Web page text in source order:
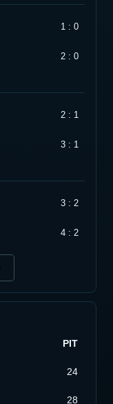
1 : 0
2 : 0
2 : 1
3 : 1
3 : 2
4 : 2
PIT
24
28